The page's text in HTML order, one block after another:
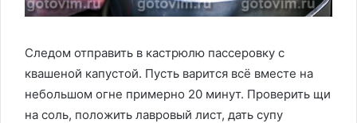
Следом отправить в кастрюлю пассеровку с
квашеной капустой. Пусть варится всё вместе на
небольшом огне примерно 20 минут. Проверить щи
на соль, положить лавровый лист, дать супу